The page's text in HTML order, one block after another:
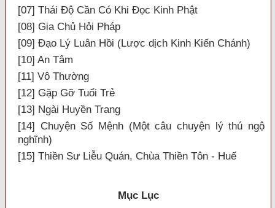
[07] Thái Ðộ Cần Có Khi Ðọc Kinh Phật
[08] Gia Chủ Hỏi Pháp
[09] Ðạo Lý Luân Hồi (Lược dịch Kinh Kiến Chánh)
[10] An Tâm
[11] Vô Thường
[12] Gặp Gỡ Tuổi Trẻ
[13] Ngài Huyền Trang
[14] Chuyện Số Mệnh (Một câu chuyện lý thú ngộ
nghĩnh)
[15] Thiền Sư Liễu Quán, Chùa Thiền Tôn - Huế
Mục Lục